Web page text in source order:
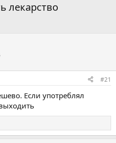
лекарство
#21
Если употреблял